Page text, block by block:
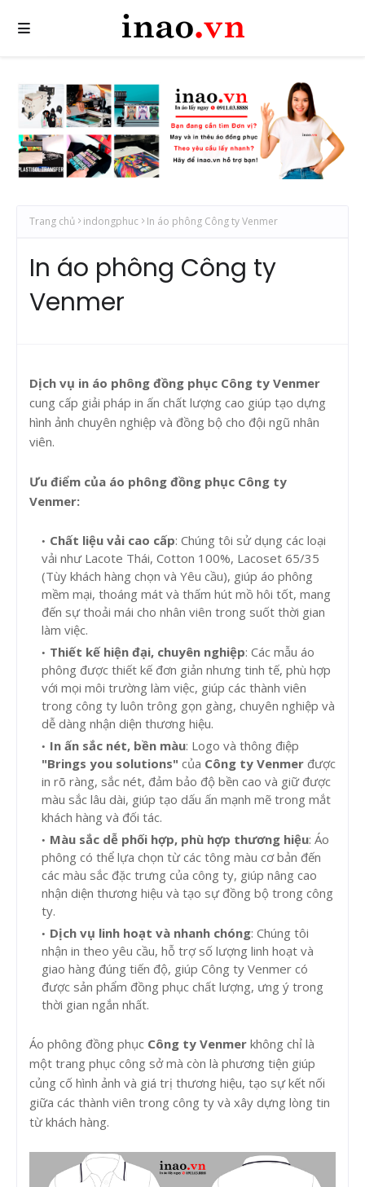
Trang chủ indongphuc In áo phông Công ty Venmer
In áo phông Công ty
Venmer
Dịch vụ in áo phông đồng phục Công ty Venmer
cung cấp giải pháp in ấn chất lượng cao giúp tạo dựng
hình ảnh chuyên nghiệp và đồng bộ cho đội ngũ nhân
viên.
Ưu điểm của áo phông đồng phục Công ty
Venmer:
Chất liệu vải cao cấp: Chúng tôi sử dụng các loại
vải như Lacote Thái, Cotton 100%, Lacoset 65/35
(Tùy khách hàng chọn và Yêu cầu), giúp áo phông
mềm mại, thoáng mát và thấm hút mồ hôi tốt, mang
đến sự thoải mái cho nhân viên trong suốt thời gian
làm việc.
Thiết kế hiện đại, chuyên nghiệp: Các mẫu áo
phông được thiết kế đơn giản nhưng tinh tế, phù hợp
với mọi môi trường làm việc, giúp các thành viên
trong công ty luôn trông gọn gàng, chuyên nghiệp và
dễ dàng nhận diện thương hiệu.
In ấn sắc nét, bền màu: Logo và thông điệp
"Brings you solutions" của Công ty Venmer được
in rõ ràng, sắc nét, đảm bảo độ bền cao và giữ được
màu sắc lâu dài, giúp tạo dấu ấn mạnh mẽ trong mắt
khách hàng và đối tác.
Màu sắc dễ phối hợp, phù hợp thương hiệu: Áo
phông có thể lựa chọn từ các tông màu cơ bản đến
các màu sắc đặc trưng của công ty, giúp nâng cao
nhận diện thương hiệu và tạo sự đồng bộ trong công
ty.
Dịch vụ linh hoạt và nhanh chóng: Chúng tôi
nhận in theo yêu cầu, hỗ trợ số lượng linh hoạt và
giao hàng đúng tiến độ, giúp Công ty Venmer có
được sản phẩm đồng phục chất lượng, ưng ý trong
thời gian ngắn nhất.
Áo phông đồng phục Công ty Venmer không chỉ là
một trang phục công sở mà còn là phương tiện giúp
củng cố hình ảnh và giá trị thương hiệu, tạo sự kết nối
giữa các thành viên trong công ty và xây dựng lòng tin
từ khách hàng.